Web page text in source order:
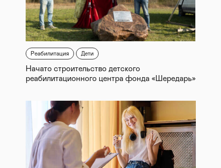
Реабилитация Дети
Начато строительство детского
реабилитационного центра фонда «Шередарь»